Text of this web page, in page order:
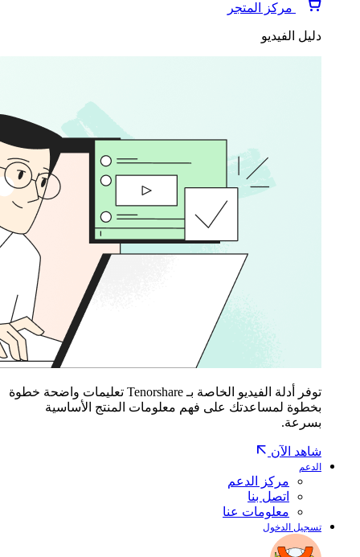
مركز المتجر
دليل الفيديو
توفر أدلة الفيديو الخاصة بـ Tenorshare تعليمات واضحة خطوة
بخطوة لمساعدتك على فهم معلومات المنتج الأساسية
بسرعة.
شاهد الآن
الدعم
مركز الدعم
اتصل بنا
معلومات عنا
تسجيل الدخول